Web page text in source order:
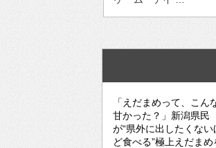
「えだまめって、こん
甘かった？」新潟県民
が“県外に出したくない
ど食べる”極上えだまめ